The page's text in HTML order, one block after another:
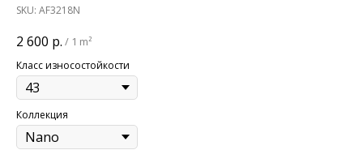
SKU: AF3218N
2 600 р. / 1 m²
Класс износостойкости
Коллекция